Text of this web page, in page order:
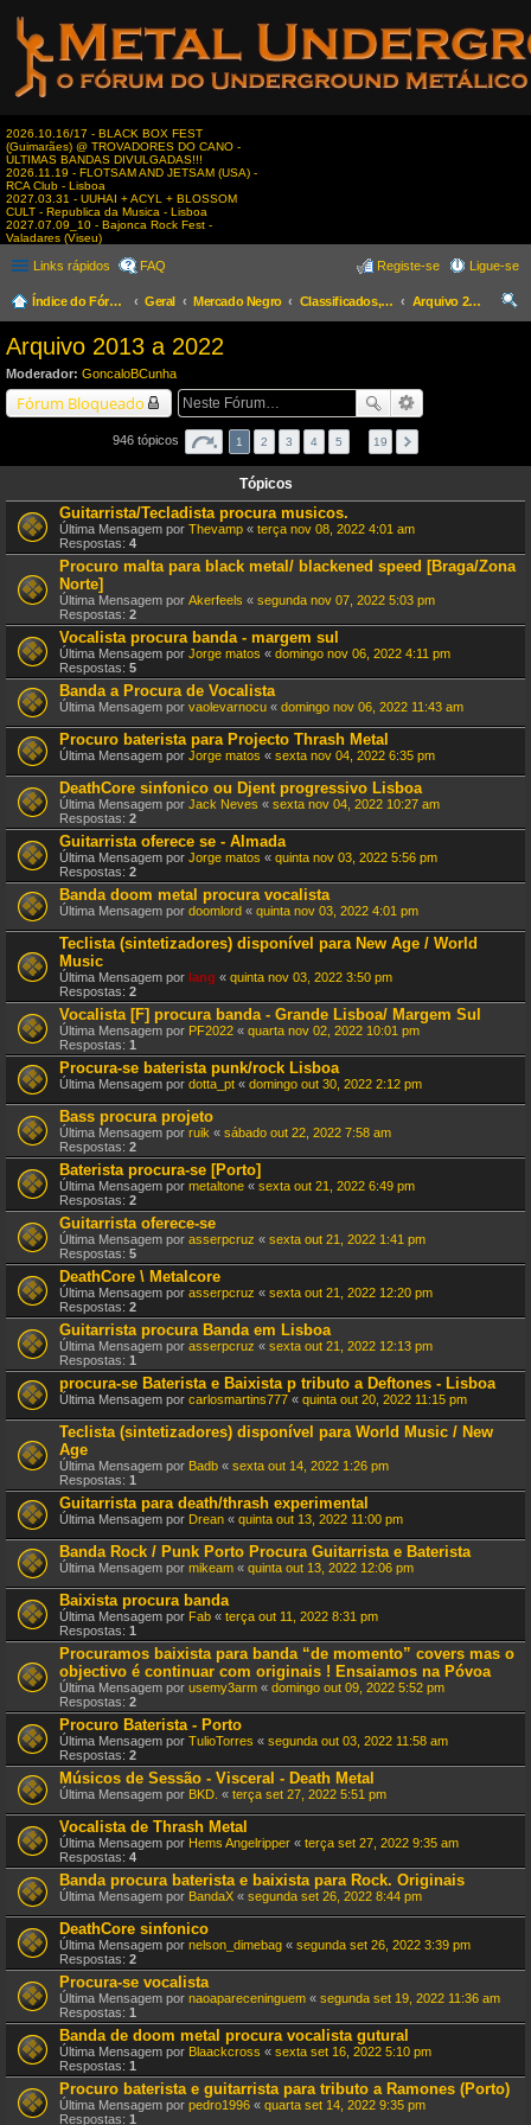
2026.10.16/17 - BLACK BOX FEST
(Guimarães) @ TROVADORES DO CANO -
ÚLTIMAS BANDAS DIVULGADAS!!!
2026.11.19 - FLOTSAM AND JETSAM (USA) -
RCA Club - Lisboa
2027.03.31 - UUHAI + ACYL + BLOSSOM
CULT - Republica da Musica - Lisboa
2027.07.09_10 - Bajonca Rock Fest -
Valadares (Viseu)
Links rápidos FAQ Ligue-se
Registe-se
Índice do Fórum Geral Mercado Negro Classificados, Procura & Oferta de Músicos
Arquivo 2013 a 2022
Arquivo 2013 a 2022
Moderador: GoncaloBCunha
Fórum Bloqueado
946 tópicos 1 2 3 4 5 19
Tópicos
Guitarrista/Tecladista procura musicos.
Última Mensagem por Thevamp « terça nov 08, 2022 4:01 am
Respostas: 4
Procuro malta para black metal/ blackened speed [Braga/Zona
Norte]
Última Mensagem por Akerfeels « segunda nov 07, 2022 5:03 pm
Respostas: 2
Vocalista procura banda - margem sul
Última Mensagem por Jorge matos « domingo nov 06, 2022 4:11 pm
Respostas: 5
Banda a Procura de Vocalista
Última Mensagem por vaolevarnocu « domingo nov 06, 2022 11:43 am
Procuro baterista para Projecto Thrash Metal
Última Mensagem por Jorge matos « sexta nov 04, 2022 6:35 pm
DeathCore sinfonico ou Djent progressivo Lisboa
Última Mensagem por Jack Neves « sexta nov 04, 2022 10:27 am
Respostas: 2
Guitarrista oferece se - Almada
Última Mensagem por Jorge matos « quinta nov 03, 2022 5:56 pm
Respostas: 2
Banda doom metal procura vocalista
Última Mensagem por doomlord « quinta nov 03, 2022 4:01 pm
Teclista (sintetizadores) disponível para New Age / World
Music
Última Mensagem por lang « quinta nov 03, 2022 3:50 pm
Respostas: 2
Vocalista [F] procura banda - Grande Lisboa/ Margem Sul
Última Mensagem por PF2022 « quarta nov 02, 2022 10:01 pm
Respostas: 1
Procura-se baterista punk/rock Lisboa
Última Mensagem por dotta_pt « domingo out 30, 2022 2:12 pm
Bass procura projeto
Última Mensagem por ruik « sábado out 22, 2022 7:58 am
Respostas: 2
Baterista procura-se [Porto]
Última Mensagem por metaltone « sexta out 21, 2022 6:49 pm
Respostas: 2
Guitarrista oferece-se
Última Mensagem por asserpcruz « sexta out 21, 2022 1:41 pm
Respostas: 5
DeathCore \ Metalcore
Última Mensagem por asserpcruz « sexta out 21, 2022 12:20 pm
Respostas: 2
Guitarrista procura Banda em Lisboa
Última Mensagem por asserpcruz « sexta out 21, 2022 12:13 pm
Respostas: 1
procura-se Baterista e Baixista p tributo a Deftones - Lisboa
Última Mensagem por carlosmartins777 « quinta out 20, 2022 11:15 pm
Teclista (sintetizadores) disponível para World Music / New
Age
Última Mensagem por Badb « sexta out 14, 2022 1:26 pm
Respostas: 1
Guitarrista para death/thrash experimental
Última Mensagem por Drean « quinta out 13, 2022 11:00 pm
Banda Rock / Punk Porto Procura Guitarrista e Baterista
Última Mensagem por mikeam « quinta out 13, 2022 12:06 pm
Baixista procura banda
Última Mensagem por Fab « terça out 11, 2022 8:31 pm
Respostas: 1
Procuramos baixista para banda “de momento” covers mas o
objectivo é continuar com originais ! Ensaiamos na Póvoa
Última Mensagem por usemy3arm « domingo out 09, 2022 5:52 pm
Respostas: 2
Procuro Baterista - Porto
Última Mensagem por TulioTorres « segunda out 03, 2022 11:58 am
Respostas: 2
Músicos de Sessão - Visceral - Death Metal
Última Mensagem por BKD. « terça set 27, 2022 5:51 pm
Vocalista de Thrash Metal
Última Mensagem por Hems Angelripper « terça set 27, 2022 9:35 am
Respostas: 4
Banda procura baterista e baixista para Rock. Originais
Última Mensagem por BandaX « segunda set 26, 2022 8:44 pm
DeathCore sinfonico
Última Mensagem por nelson_dimebag « segunda set 26, 2022 3:39 pm
Respostas: 2
Procura-se vocalista
Última Mensagem por naoapareceninguem « segunda set 19, 2022 11:36 am
Respostas: 1
Banda de doom metal procura vocalista gutural
Última Mensagem por Blaackcross « sexta set 16, 2022 5:10 pm
Respostas: 1
Procuro baterista e guitarrista para tributo a Ramones (Porto)
Última Mensagem por pedro1996 « quarta set 14, 2022 9:35 pm
Respostas: 1